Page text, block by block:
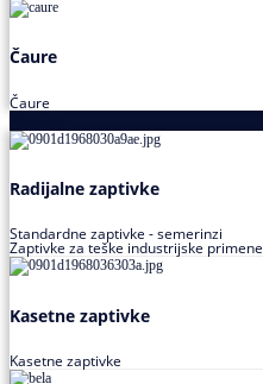
Čaure
Čaure
Radijalne zaptivke
Standardne zaptivke - semerinzi
Zaptivke za teške industrijske primene
Kasetne zaptivke
Kasetne zaptivke